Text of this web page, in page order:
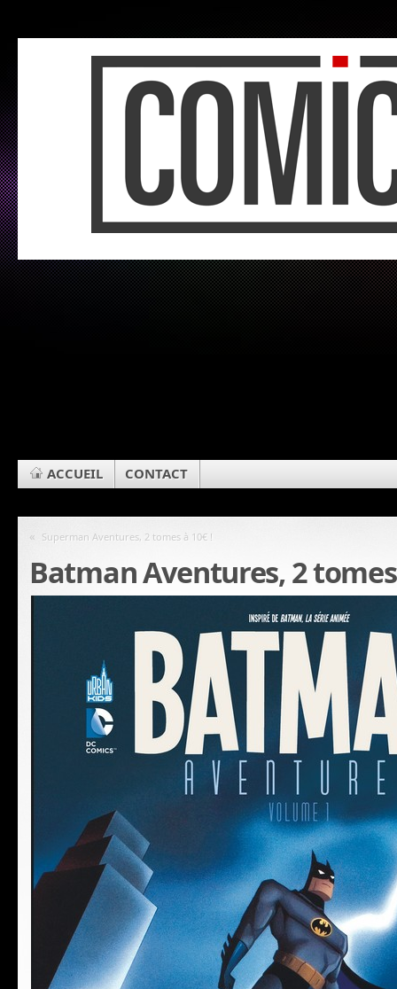
ACCUEIL CONTACT
« Superman Aventures, 2 tomes à 10€ !
Batman Aventures, 2